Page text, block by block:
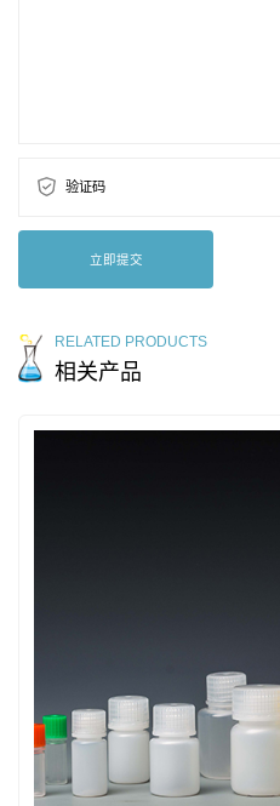
验证码
立即提交
RELATED PRODUCTS
相关产品